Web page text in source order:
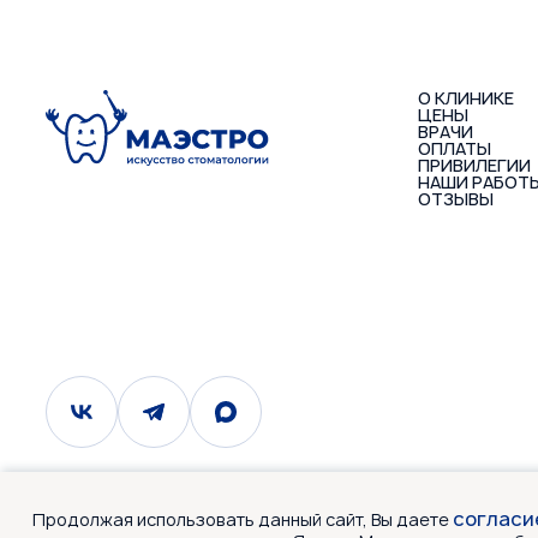
О КЛИНИКЕ
ЦЕНЫ
ВРАЧИ
ОПЛАТЫ
ПРИВИЛЕГИИ
НАШИ
ОТЗЫВЫ
Продолжая использовать данный сайт, Вы даете